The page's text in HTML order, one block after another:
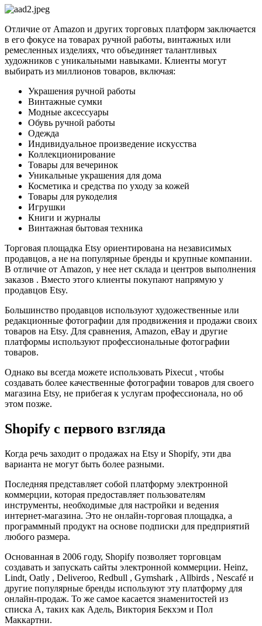
Отличие от Amazon и других торговых платформ заключается
в его фокусе на товарах ручной работы, винтажных или
ремесленных изделиях, что объединяет талантливых
художников с уникальными навыками. Клиенты могут
выбирать из миллионов товаров, включая:
Украшения ручной работы
Винтажные сумки
Модные аксессуары
Обувь ручной работы
Одежда
Индивидуальное произведение искусства
Коллекционирование
Товары для вечеринок
Уникальные украшения для дома
Косметика и средства по уходу за кожей
Товары для рукоделия
Игрушки
Книги и журналы
Винтажная бытовая техника
Торговая площадка Etsy ориентирована на независимых
продавцов, а не на популярные бренды и крупные компании.
В отличие от Amazon, у нее нет склада и центров выполнения
заказов . Вместо этого клиенты покупают напрямую у
продавцов Etsy.
Большинство продавцов используют художественные или
редакционные фотографии для продвижения и продажи своих
товаров на Etsy. Для сравнения, Amazon, eBay и другие
платформы используют профессиональные фотографии
товаров.
Однако вы всегда можете использовать Pixecut , чтобы
создавать более качественные фотографии товаров для своего
магазина Etsy, не прибегая к услугам профессионала, но об
этом позже.
Shopify с первого взгляда
Когда речь заходит о продажах на Etsy и Shopify, эти два
варианта не могут быть более разными.
Последняя представляет собой платформу электронной
коммерции, которая предоставляет пользователям
инструменты, необходимые для настройки и ведения
интернет-магазина. Это не онлайн-торговая площадка, а
программный продукт на основе подписки для предприятий
любого размера.
Основанная в 2006 году, Shopify позволяет торговцам
создавать и запускать сайты электронной коммерции. Heinz,
Lindt, Oatly , Deliveroo, Redbull , Gymshark , Allbirds , Nescafé и
другие популярные бренды используют эту платформу для
онлайн-продаж. То же самое касается знаменитостей из
списка А, таких как Адель, Виктория Бекхэм и Пол
Маккартни.